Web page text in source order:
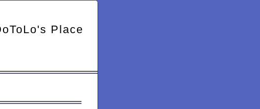
Place